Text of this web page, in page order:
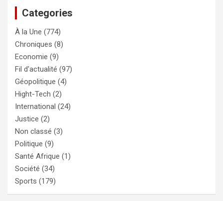
Categories
À la Une (774)
Chroniques (8)
Economie (9)
Fil d'actualité (97)
Géopolitique (4)
Hight-Tech (2)
International (24)
Justice (2)
Non classé (3)
Politique (9)
Santé Afrique (1)
Société (34)
Sports (179)